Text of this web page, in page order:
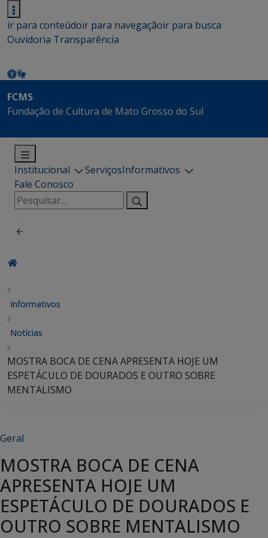
ir para conteúdoir para navegaçãoir para busca
Ouvidoria Transparência
FCMS
Fundação de Cultura de Mato Grosso do Sul
Institucional ServiçosInformativos
Fale Conosco
Pesquisar
por:
Informativos
Notícias
MOSTRA BOCA DE CENA APRESENTA HOJE UM
ESPETÁCULO DE DOURADOS E OUTRO SOBRE
MENTALISMO
Geral
MOSTRA BOCA DE CENA
APRESENTA HOJE UM
ESPETÁCULO DE DOURADOS E
OUTRO SOBRE MENTALISMO